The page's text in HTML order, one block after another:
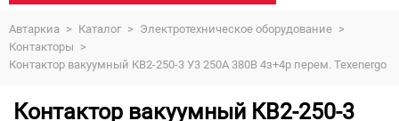
Автаркиа > Каталог > Электротехническое оборудование >
Контакторы >
Контактор вакуумный КВ2-250-3 У3 250А 380В 4з+4р перем. Теxenergo
Контактор вакуумный КВ2-250-3